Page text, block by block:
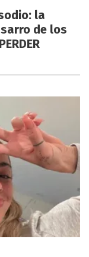
la
sarro de los